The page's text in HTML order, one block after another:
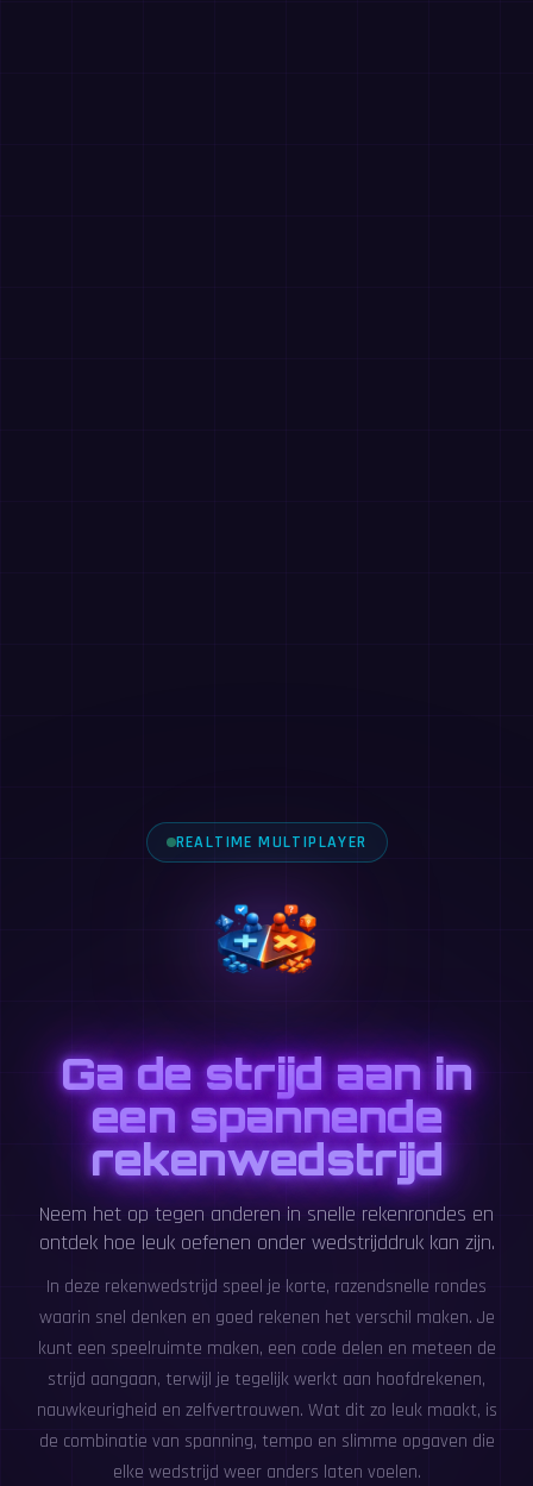
REALTIME MULTIPLAYER
Ga de strijd aan in
een spannende
rekenwedstrijd
Neem het op tegen anderen in snelle rekenrondes en
ontdek hoe leuk oefenen onder wedstrijddruk kan zijn.
In deze rekenwedstrijd speel je korte, razendsnelle rondes
waarin snel denken en goed rekenen het verschil maken. Je
kunt een speelruimte maken, een code delen en meteen de
strijd aangaan, terwijl je tegelijk werkt aan hoofdrekenen,
nauwkeurigheid en zelfvertrouwen. Wat dit zo leuk maakt, is
de combinatie van spanning, tempo en slimme opgaven die
elke wedstrijd weer anders laten voelen.